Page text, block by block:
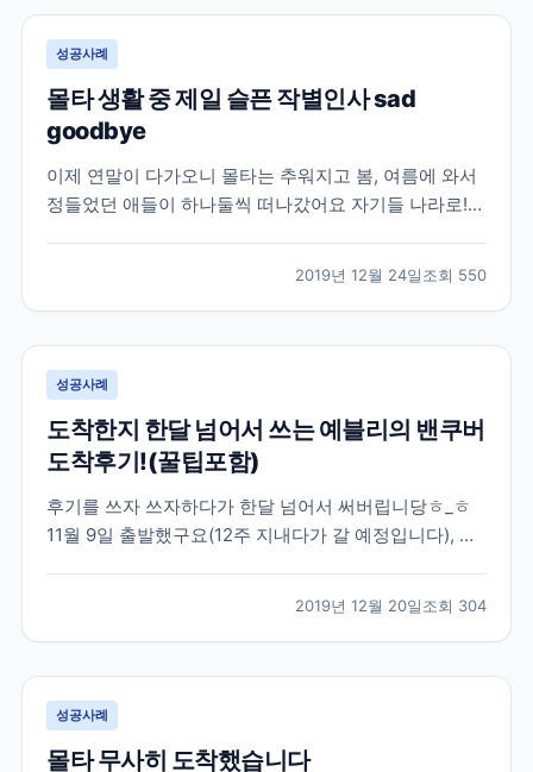
트,...
성공사례
몰타 생활 중 제일 슬픈 작별인사 sad
goodbye
이제 연말이 다가오니 몰타는 추워지고 봄, 여름에 와서
정들었던 애들이 하나둘씩 떠나갔어요 자기들 나라로!
만 막상 이별할 날이 다가오니 너무너무 슬프더라구요!
ㅠㅠ 남미랑 아시아는 너무 멀고 비행기도 직항도 없고
해서...
2019년 12월 24일조회 550
성공사례
도착한지 한달 넘어서 쓰는 예블리의 밴쿠버
도착후기!(꿀팁포함)
후기를 쓰자 쓰자하다가 한달 넘어서 써버립니당ㅎ_ㅎ
11월 9일 출발했구요(12주 지내다가 갈 예정입니다), 부
게가 많이 나가서 일부러 신고 갔는데 ㅋㅋㅋㅋㅋㅋㅋ
*^^* 왠걸 나리타에서 신발 벗으라구.... (팁1 귀찮...
2019년 12월 20일조회 304
성공사례
몰타 무사히 도착했습니다